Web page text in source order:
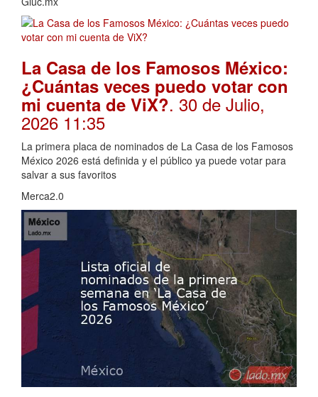
La Casa de los Famosos México:
¿Cuántas veces puedo votar con
mi cuenta de ViX?. 30 de Julio,
2026 11:35
La primera placa de nominados de La Casa de los Famosos
México 2026 está definida y el público ya puede votar para
salvar a sus favoritos
Merca2.0